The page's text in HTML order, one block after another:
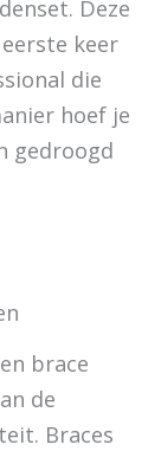
Deze
keer
die
hoef je
gedroogd
brace
de
Braces